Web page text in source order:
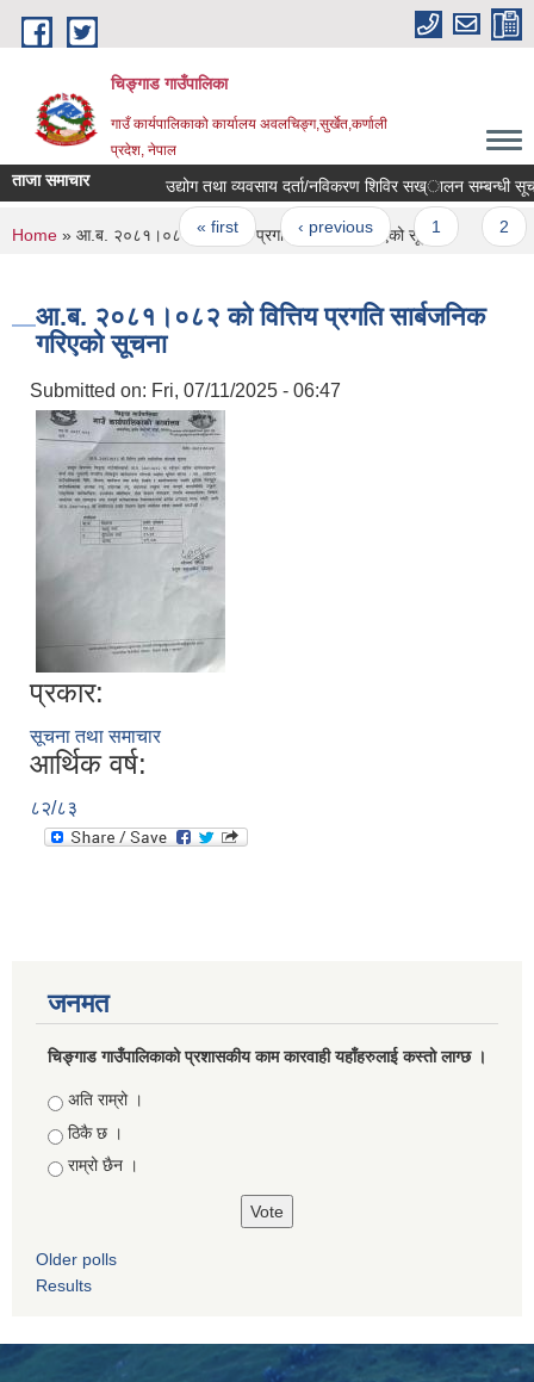
Skip to main content
चिङ्गाड गाउँपालिका
गाउँ कार्यपालिकाको कार्यालय अवलचिङ्ग,सुर्खेत,कर्णाली
प्रदेश, नेपाल
ताजा समाचार उद्योग तथा व्यवसाय दर्ता/नविकरण शिविर सख्ालन सम्बन्धी
Pages
« first ‹ previous 1
You are here
Home » आ.ब. २०८१।०८२ को वित्तिय प्रगति सार्बजनिक गरिएको सूचना
आ.ब. २०८१।०८२ को वित्तिय प्रगति सार्बजनिक
गरिएको सूचना
Submitted on: Fri, 07/11/2025 - 06:47
प्रकार:
सूचना तथा समाचार
आर्थिक वर्ष:
८२/८३
जनमत
चिङ्गाड गाउँपालिकाको प्रशासकीय काम कारवाही यहाँहरुलाई कस्तो लाग्छ ।
Choices
अति राम्रो ।
ठिकै छ ।
राम्रो छैन ।
Older polls
Results